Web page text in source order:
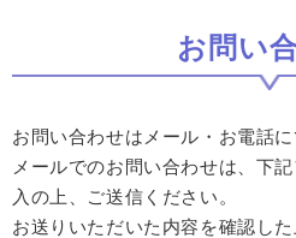
お問い
お問い合わせはメール・お電話
メールでのお問い合わせは、下
入の上、ご送信ください。
お送りいただいた内容を確認し